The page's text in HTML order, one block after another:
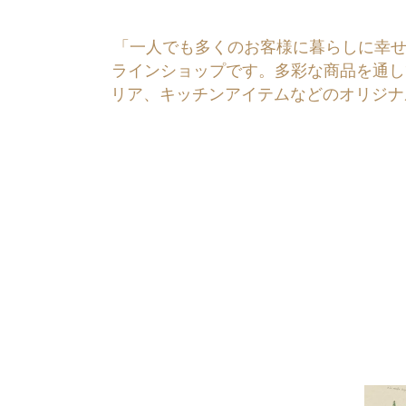
「一人でも多くのお客様に暮らしに幸
ラインショップです。多彩な商品を通
リア、キッチンアイテムなどのオリジ